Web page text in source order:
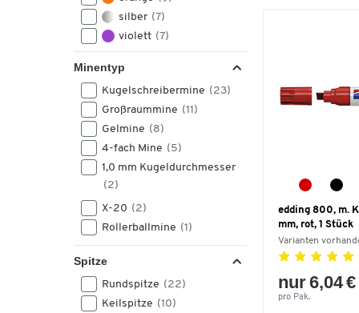
1,3
(1)
10
2,3(1)
3 - 5(1)
3 - 6 (1)
3,8 (1)
5 - 15(1)
9(1)
B (breit) – 1 - 2
Variabel von 0,35 - 0,6
silber (7)
violett (7)
gold(4)
grau
Glas (2)
braun (2)
satiniert
Minentyp
Kugelschreibermine (23)
Großraummine (11)
Gelmine (8)
4-fach Mine (5)
1,0 mm Kugeldurchmesser
(2)
X-20 (2)
Rollerballmine (1)
Spitze
Rundspitze (22)
Keilspitze (10)
edding 800, m.
mm, rot, 1 Stück
Varianten
nur 6,04 €
pro Pak.